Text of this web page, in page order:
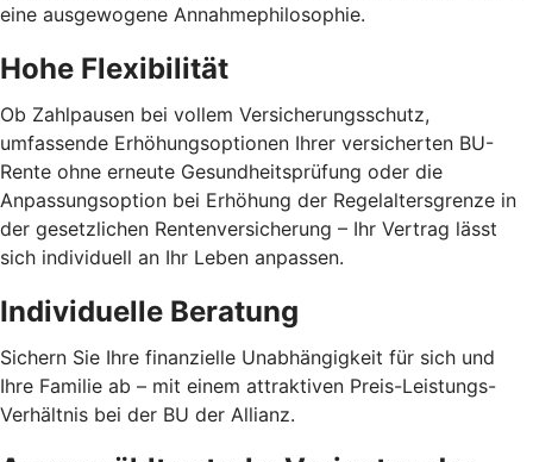
eine ausgewogene Annahmephilosophie.
Hohe Flexibilität
Ob Zahlpausen bei vollem Versicherungsschutz,
umfassende Erhöhungsoptionen Ihrer versicherten BU-
Rente ohne erneute Gesundheitsprüfung oder die
Anpassungsoption bei Erhöhung der Regelaltersgrenze in
der gesetzlichen Rentenversicherung – Ihr Vertrag lässt
sich individuell an Ihr Leben anpassen.
Individuelle Beratung
Sichern Sie Ihre finanzielle Unabhängigkeit für sich und
Ihre Familie ab – mit einem attraktiven Preis-Leistungs-
Verhältnis bei der BU der Allianz.